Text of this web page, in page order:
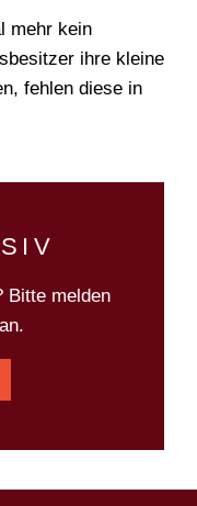
mehr kein
ihre kleine
fehlen diese in
Bitte melden